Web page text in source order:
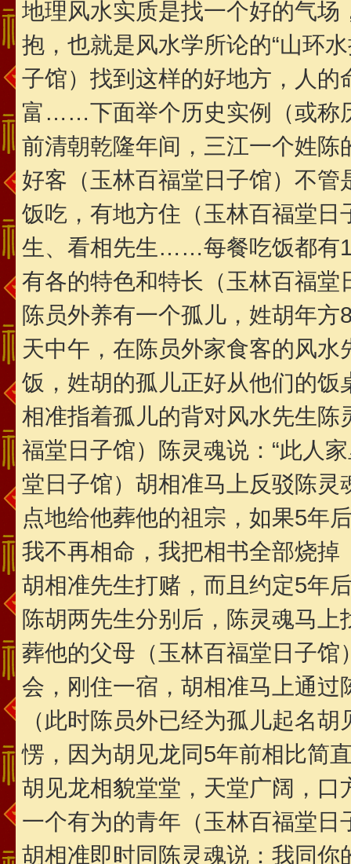
地理风水实质是找一个好的气
抱，也就是风水学所论的“山环
子馆）找到这样的好地方，人
富……下面举个历史实例（或称
前清朝乾隆年间，三江一个姓
好客（玉林百福堂日子馆）不
饭吃，有地方住（玉林百福堂
生、看相先生……每餐吃饭都有
有各的特色和特长（玉林百福堂
陈员外养有一个孤儿，姓胡年
天中午，在陈员外家食客的风
饭，姓胡的孤儿正好从他们的
相准指着孤儿的背对风水先生陈
福堂日子馆）陈灵魂说：“此人
堂日子馆）胡相准马上反驳陈灵
点地给他葬他的祖宗，如果5年
我不再相命，我把相书全部烧掉
胡相准先生打赌，而且约定5年
陈胡两先生分别后，陈灵魂马
葬他的父母（玉林百福堂日子
会，刚住一宿，胡相准马上通
（此时陈员外已经为孤儿起名
愣，因为胡见龙同5年前相比简
胡见龙相貌堂堂，天堂广阔，
一个有为的青年（玉林百福堂日
胡相准即时同陈灵魂说：我同